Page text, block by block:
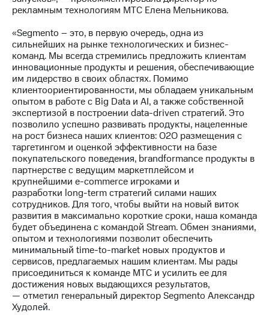
Программа
приобретения
Порядок
выкупа
акций
Дивиденды
Рынок
облигаций
Описание
Еврооблигации-2023
Уведомление
о
погашении
именных
облигаций
Другое
Регистратор
Реквизиты
Контакты
развитие
деловая этика
На главную
рекламным технологиям МТС Елена Мельникова.
«Segmento – это, в первую очередь, одна из
сильнейших на рынке технологических и бизнес-
команд. Мы всегда стремились предложить клиентам
инновационные продукты и решения, обеспечивающие
им лидерство в своих областях. Помимо
клиентоориентированности, мы обладаем уникальным
опытом в работе с Big Data и AI, а также собственной
экспертизой в построении data-driven стратегий. Это
позволило успешно развивать продукты, нацеленные
на рост бизнеса наших клиентов: O2O размещения с
таргетингом и оценкой эффективности на базе
покупательского поведения, brandformance продукты в
партнерстве с ведущим маркетплейсом и
крупнейшими e-commerce игроками и
разработки long-term стратегий силами наших
сотрудников. Для того, чтобы выйти на новый виток
развития в максимально короткие сроки, наша команда
будет объединена с командой Stream. Обмен знаниями,
опытом и технологиями позволит обеспечить
минимальный time-to-market новых продуктов и
сервисов, предлагаемых нашим клиентам. Мы рады
присоединиться к команде МТС и усилить ее для
достижения новых выдающихся результатов,
— отметил генеральный директор Segmento Александр
Худолей.